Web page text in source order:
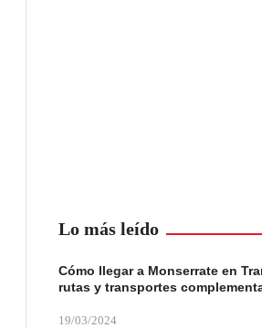
Lo más leído
Cómo llegar a Monserrate en
rutas y transportes
19/03/2024